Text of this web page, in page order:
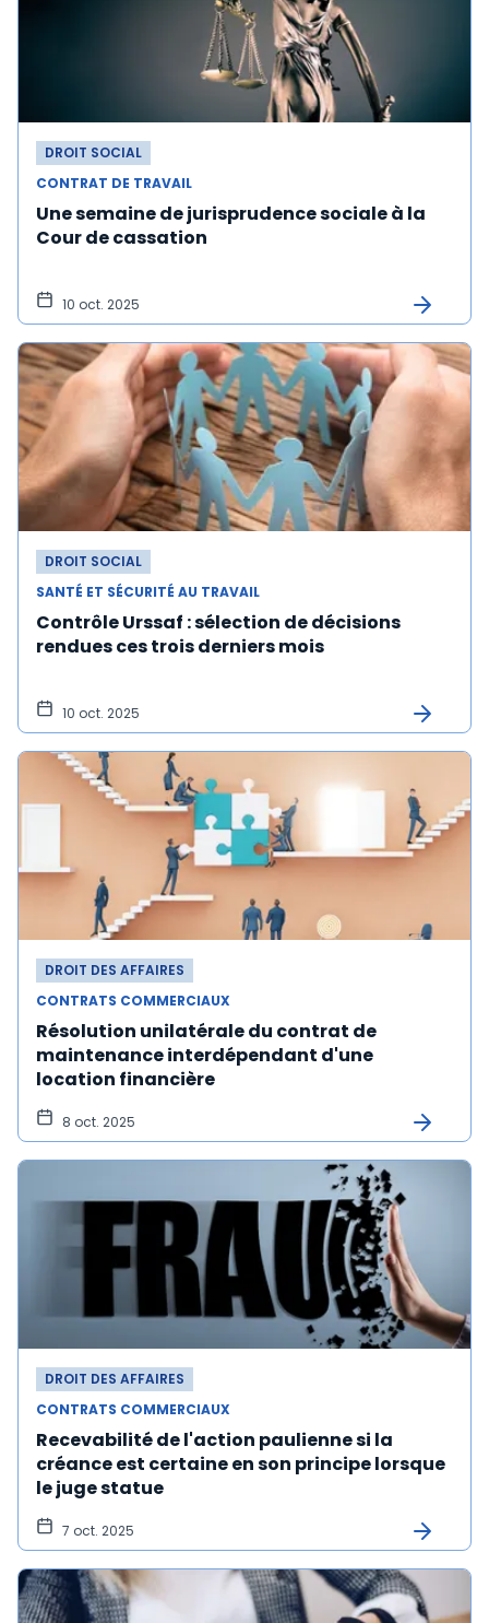
DROIT SOCIAL
CONTRAT DE TRAVAIL
Une semaine de jurisprudence sociale à la
Cour de cassation
10 oct. 2025
DROIT SOCIAL
SANTÉ ET SÉCURITÉ AU TRAVAIL
Contrôle Urssaf : sélection de décisions
rendues ces trois derniers mois
10 oct. 2025
DROIT DES AFFAIRES
CONTRATS COMMERCIAUX
Résolution unilatérale du contrat de
maintenance interdépendant d'une
location financière
8 oct. 2025
DROIT DES AFFAIRES
CONTRATS COMMERCIAUX
Recevabilité de l'action paulienne si la
créance est certaine en son principe lorsque
le juge statue
7 oct. 2025